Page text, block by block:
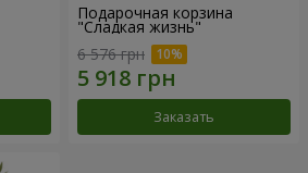
Подарочная корзина
"Сладкая жизнь"
6 576 грн
Заказать